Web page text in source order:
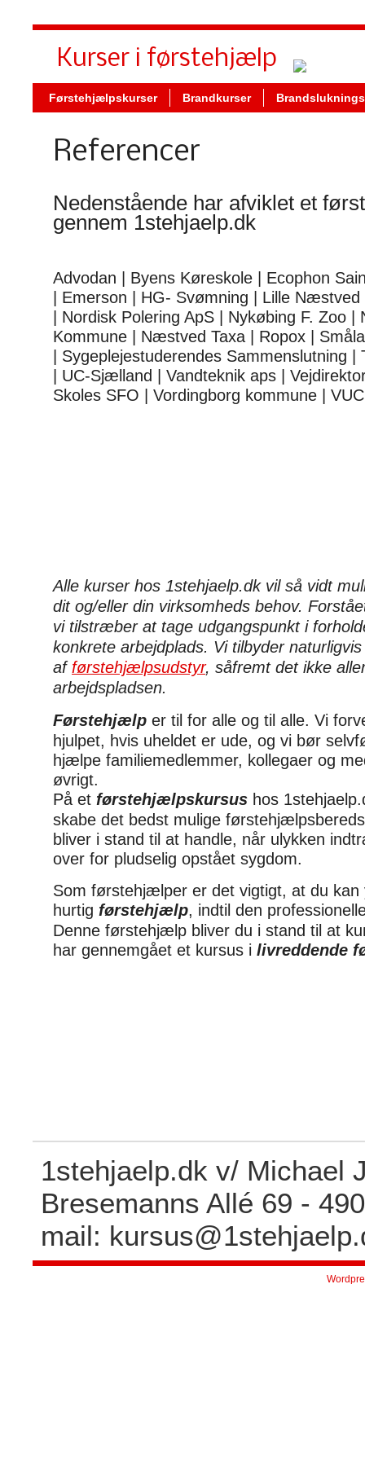
Kurser i førstehjælp
Førstehjælpskurser Brandkurser
Referencer
Nedenstående har afviklet et
gennem 1stehjaelp.dk
Advodan | Byens Køreskole | Ecophon
| Emerson | HG- Svømning | Lille
| Nordisk Polering ApS | Nykøbing F. Zoo
Kommune | Næstved Taxa | Ropox |
| Sygeplejestuderendes Sammenslutning
| UC-Sjælland | Vandteknik aps |
Skoles SFO | Vordingborg kommune | VUC
Alle kurser hos 1stehjaelp.dk vil så vidt
dit og/eller din virksomheds behov.
vi tilstræber at tage udgangspunkt i
konkrete arbejdplads. Vi tilbyder
af førstehjælpsudstyr, såfremt det ikke
arbejdspladsen.
Førstehjælp er til for alle og til alle. Vi
hjulpet, hvis uheldet er ude, og vi bør
hjælpe familiemedlemmer, kollegaer og
øvrigt.
På et førstehjælpskursus hos
skabe det bedst mulige
bliver i stand til at handle, når ulykken
over for pludselig opstået sygdom.
Som førstehjælper er det vigtigt, at du kan
hurtig førstehjælp, indtil den
Denne førstehjælp bliver du i stand til at
har gennemgået et kursus i livreddende
1stehjaelp.dk v/ Michael
Bresemanns Allé 69 -
mail: